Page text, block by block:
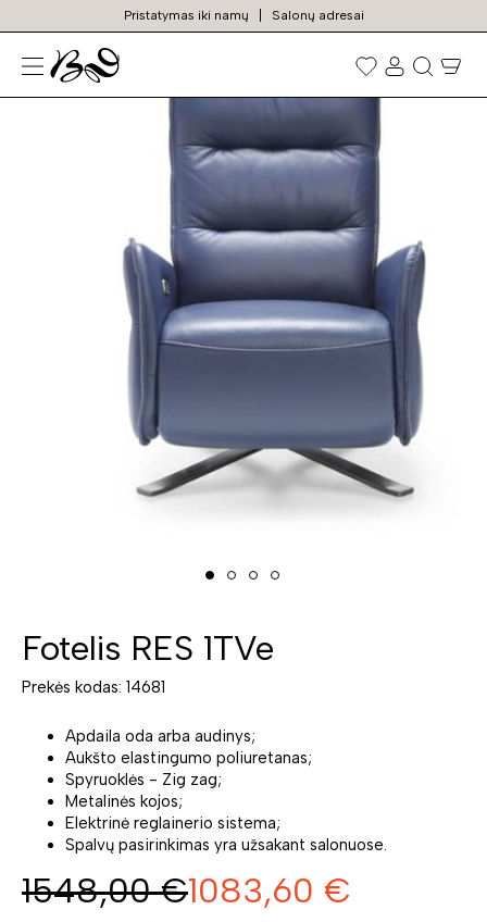
Pristatymas iki namų Salonų adresai
Prekių
paieška
N
Fotelis RES 1TVe
Prekės kodas: 14681
Apdaila oda arba audinys;
Aukšto elastingumo poliuretanas;
Spyruoklės - Zig zag;
Metalinės kojos;
Elektrinė reglainerio sistema;
Spalvų pasirinkimas yra užsakant salonuose.
1548,00 €1083,60 €